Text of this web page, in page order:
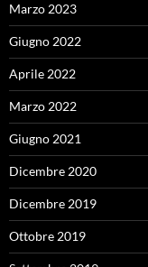
Marzo 2023
Giugno 2022
Aprile 2022
Marzo 2022
Giugno 2021
Dicembre 2020
Dicembre 2019
Ottobre 2019